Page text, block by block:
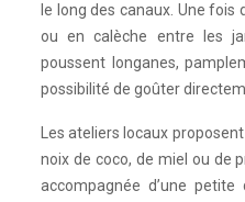
le long des canaux. Une fois
ou en calèche entre les
poussent longanes,
possibilité de goûter
Les ateliers locaux
noix de coco, de miel ou de
accompagnée d’une